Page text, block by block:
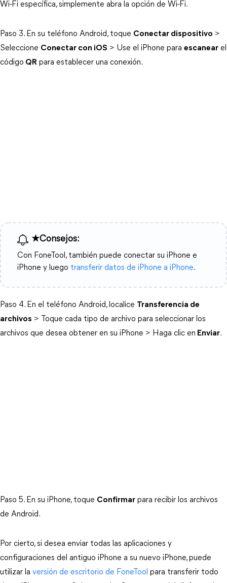
Wi-Fi específica, simplemente abra la opción de Wi-Fi.
Paso 3. En su teléfono Android, toque Conectar dispositivo >
Seleccione Conectar con iOS > Use el iPhone para escanear el
código QR para establecer una conexión.
★Consejos:
Con FoneTool, también puede conectar su iPhone e
iPhone y luego transferir datos de iPhone a iPhone.
Paso 4. En el teléfono Android, localice Transferencia de
archivos > Toque cada tipo de archivo para seleccionar los
archivos que desea obtener en su iPhone > Haga clic en Enviar.
Paso 5. En su iPhone, toque Confirmar para recibir los archivos
de Android.
Por cierto, si desea enviar todas las aplicaciones y
configuraciones del antiguo iPhone a su nuevo iPhone, puede
utilizar la versión de escritorio de FoneTool para transferir todo